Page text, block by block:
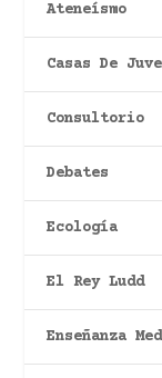
Ateneísmo
Casas De
Consultorio
Debates
Ecología
El Rey Ludd
Enseñanza